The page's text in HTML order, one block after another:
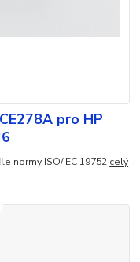
pro HP
normy ISO/IEC 19752 celý